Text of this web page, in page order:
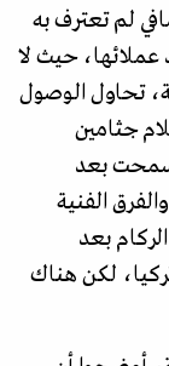
لم تعترف به
عملائها، حيث لا
تحاول الوصول
جثامين
سمحت بعد
الفنية
بعد
لكن هناك